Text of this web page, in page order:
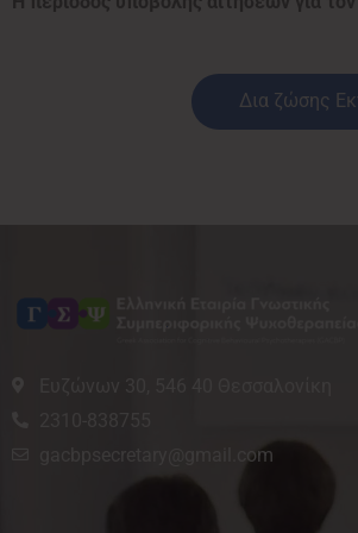
Δια ζώσης
gacbpsecretary@gmail.com